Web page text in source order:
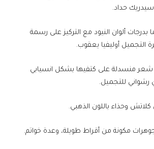
سيدريك حداد.
بدرجات ألوان النيود مع التركيز على رسمة
التجميل أوليفيا يعقوب.
شعر منسدلة على كتفيها بشكل انسيابي
للتجميل.
وحذاء باللون الذهبي.
مكونة من أقراط طويلة، وعدة خواتم.